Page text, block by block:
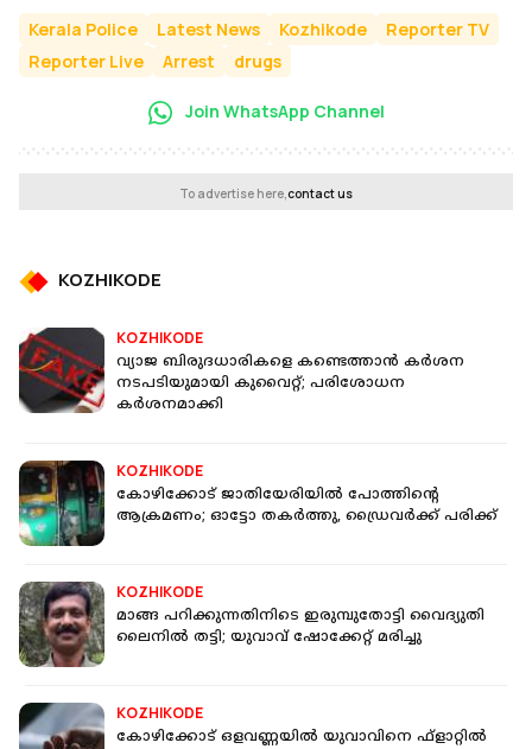
Kerala Police Latest News Kozhikode
Reporter TV
Reporter Live
Arrest drugs
Join WhatsApp Channel
To advertise here,contact us
KOZHIKODE
KOZHIKODE
വ്യാജ ബിരുദധാരികളെ കണ്ടെത്താൻ കർശന
നടപടിയുമായി കുവൈറ്റ്; പരിശോധന
കർശനമാക്കി
KOZHIKODE
കോഴിക്കോട് ജാതിയേരിയില്‍ പോത്തിന്റെ
ആക്രമണം; ഓട്ടോ തകര്‍ത്തു, ഡ്രൈവര്‍ക്ക് പരിക്ക്
KOZHIKODE
മാങ്ങ പറിക്കുന്നതിനിടെ ഇരുമ്പുതോട്ടി വൈദ്യുതി
ലൈനില്‍ തട്ടി; യുവാവ് ഷോക്കേറ്റ് മരിച്ചു
KOZHIKODE
കോഴിക്കോട് ഒളവണ്ണയില്‍ യുവാവിനെ ഫ്ളാറ്റിൽ